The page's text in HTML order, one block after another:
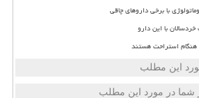
با برخی داروهای چاقی
با این دارو
استراحت هستند
این مطلب
شما در مورد این مطلب